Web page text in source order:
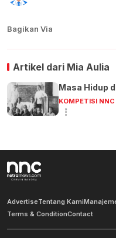
Bagikan Via
Artikel dari Mia Aulia
Masa Hidup
KOMPETISI NNC
AdvertiseTentang Kami
Terms & ConditionContact